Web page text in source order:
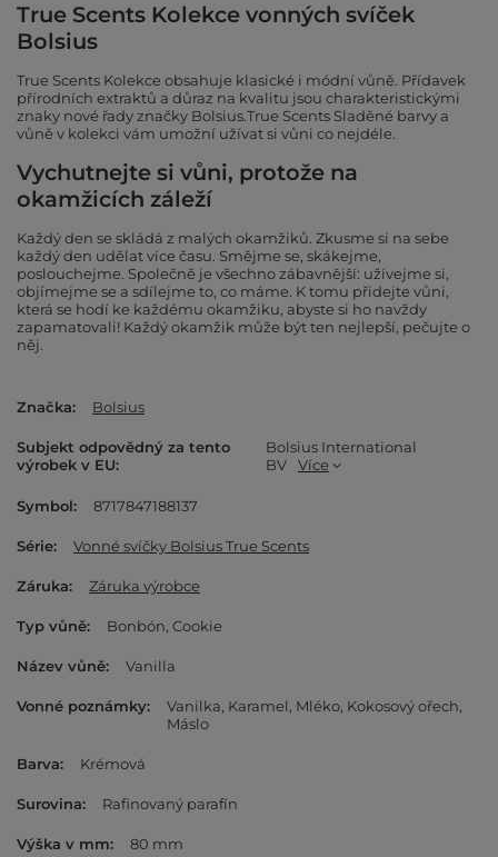
True Scents Kolekce vonných svíček
Bolsius
True Scents Kolekce obsahuje klasické i módní vůně. Přídavek
přírodních extraktů a důraz na kvalitu jsou charakteristickými
znaky nové řady značky Bolsius.True Scents Sladěné barvy a
vůně v kolekci vám umožní užívat si vůni co nejdéle.
Vychutnejte si vůni, protože na
okamžicích záleží
Každý den se skládá z malých okamžiků. Zkusme si na sebe
každý den udělat více času. Smějme se, skákejme,
poslouchejme. Společně je všechno zábavnější: užívejme si,
objímejme se a sdílejme to, co máme. K tomu přidejte vůni,
která se hodí ke každému okamžiku, abyste si ho navždy
zapamatovali! Každý okamžik může být ten nejlepší, pečujte o
něj.
Značka Bolsius
Subjekt odpovědný za tento
výrobek v EU
Bolsius International
BV
Více
Symbol 8717847188137
Série Vonné svíčky Bolsius True Scents
Záruka Záruka výrobce
Typ vůně Bonbón Cookie
Název vůně Vanilla
Vonné poznámky Vanilka Karamel Mléko Kokosový ořech
Máslo
Barva Krémová
Surovina Rafinovaný parafín
Výška v mm 80 mm